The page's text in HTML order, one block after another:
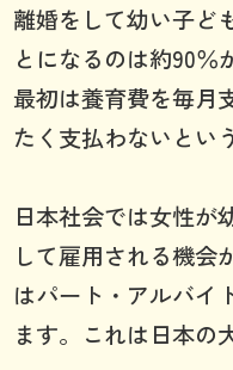
離婚をして幼い子ど
とになるのは約90％
最初は養育費を毎月
たく支払わないとい
日本社会では女性が
して雇用される機会
はパート・アルバイ
ます。これは日本の